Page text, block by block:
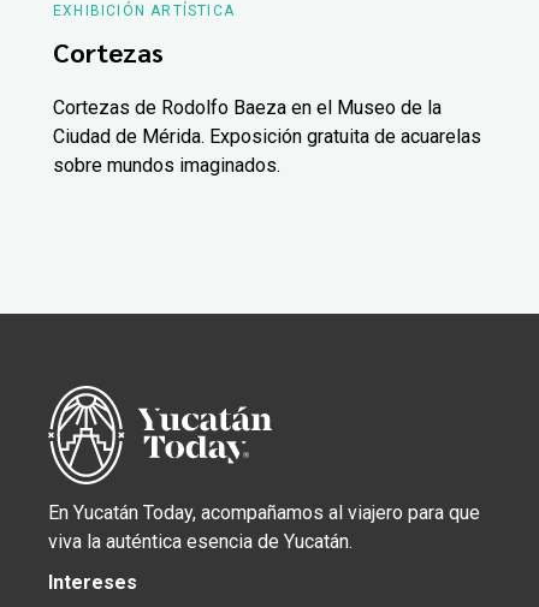
EXHIBICIÓN ARTÍSTICA
Cortezas
Cortezas de Rodolfo Baeza en el Museo de la
Ciudad de Mérida. Exposición gratuita de acuarelas
sobre mundos imaginados.
En Yucatán Today, acompañamos al viajero para que
viva la auténtica esencia de Yucatán.
Intereses